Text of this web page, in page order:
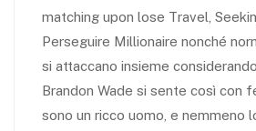
matching upon lose Travel,
Perseguire Millionaire nonché
si attaccano insieme
Brandon Wade si sente così con
sono un ricco uomo, e nemmeno